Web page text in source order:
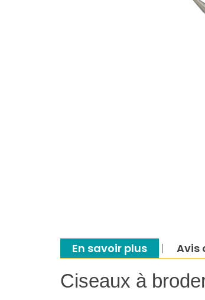
En savoir plus Avis
Ciseaux à